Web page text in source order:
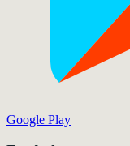
Google Play